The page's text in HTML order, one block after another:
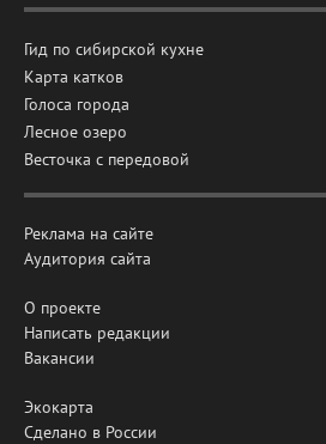
Гид по сибирской кухне
Карта катков
Голоса города
Лесное озеро
Весточка с передовой
Реклама на сайте
Аудитория сайта
О проекте
Написать редакции
Вакансии
Экокарта
Сделано в России